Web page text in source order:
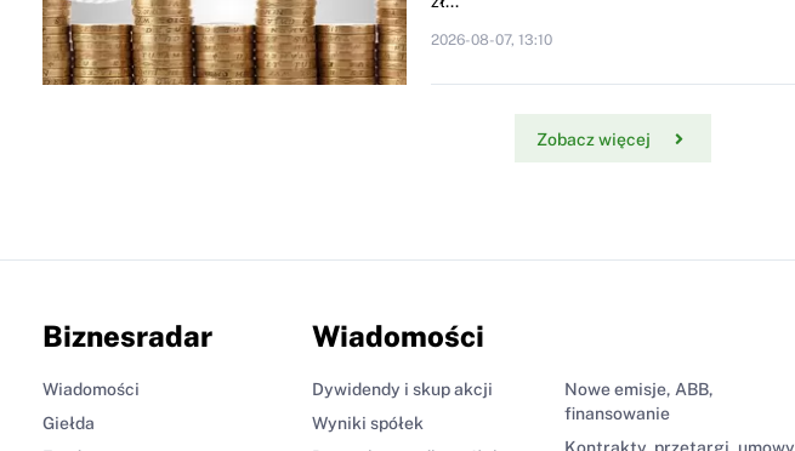
2026-08-07, 13:10
Zobacz więcej
Biznesradar
Wiadomości
Giełda
Wiadomości
Dywidendy i skup akcji
Wyniki spółek
Nowe emisje, ABB,
finansowanie